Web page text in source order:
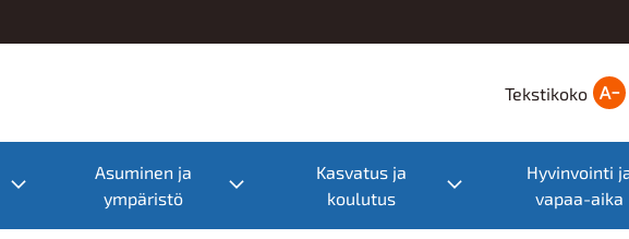
Tekstikoko
Toggle submenu
Asuminen ja
ympäristö
Toggle submenu
Kasvatus ja
koulutus
Toggle submenu
Hyvinvointi
vapaa-aika